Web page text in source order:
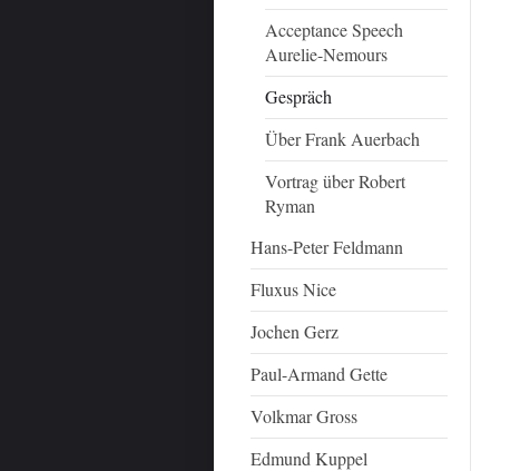
Acceptance Speech
Aurelie-Nemours
Gespräch
Über Frank Auerbach
Vortrag über Robert
Ryman
Hans-Peter Feldmann
Fluxus Nice
Jochen Gerz
Paul-Armand Gette
Volkmar Gross
Edmund Kuppel